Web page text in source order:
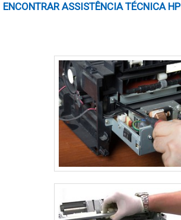
ENCONTRAR ASSISTÊNCIA TÉCNICA HP